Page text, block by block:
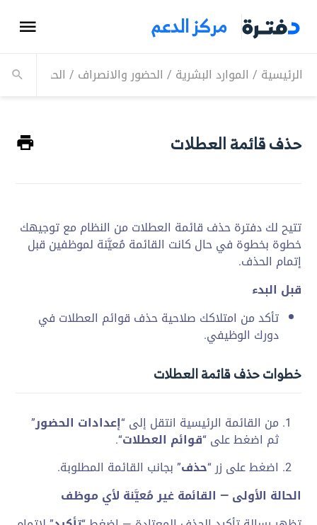
مركز الدعم
الرئيسية / الموارد البشرية / الحضور والانصراف / الحضور /
حذف قائمة العطلات
تتيح لك دفترة حذف قائمة العطلات من النظام مع توجيهك
خطوة بخطوة في حال كانت القائمة مُعيَّنة لموظفين قبل
إتمام الحذف.
قبل البدء
تأكد من امتلاكك صلاحية حذف قوائم العطلات في
دورك الوظيفي.
خطوات حذف قائمة العطلات
من القائمة الرئيسية انتقل إلى “إعدادات الحضور”
ثم اضغط على “قوائم العطلات“.
اضغط على زر “حذف” بجانب القائمة المطلوبة.
الحالة الأولى — القائمة غير مُعيَّنة لأي موظف